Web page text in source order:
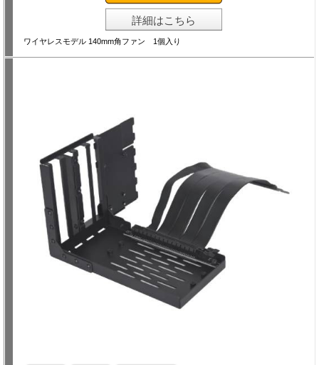
詳細はこちら
ワイヤレスモデル 140mm角ファン 1個入り